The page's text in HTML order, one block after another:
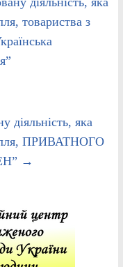
товариства з
яка
ПРИВАТНОГО
→